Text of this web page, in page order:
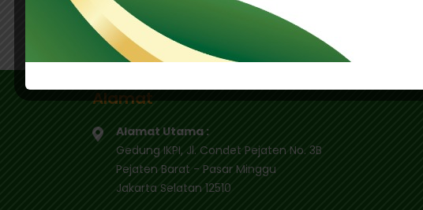
WAJIB PAJAK
Alamat
Alamat Utama :
Gedung IKPI, Jl. Condet Pejaten No. 3B
Pejaten Barat - Pasar Minggu
Jakarta Selatan 12510